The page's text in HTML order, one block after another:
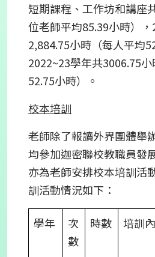
短期課程、工作坊和講座
位老師平均85.39小時）
2,884.75小時（每人平均
2022~23學年共3006.75
52.75小時）。
校本培訓
老師除了報讀外界團體舉
均參加迦密聯校教職員發
亦為老師安排校本培訓活
訓活動情況如下：
學年
次
數
時數 培訓